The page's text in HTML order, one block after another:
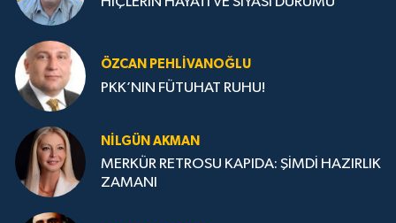
ÖZCAN PEHLIVANOĞLU
PKK’NIN FÜTUHAT RUHU!
NILGÜN AKMAN
MERKÜR RETROSU KAPIDA: ŞİMDİ HAZIRLIK
ZAMANI